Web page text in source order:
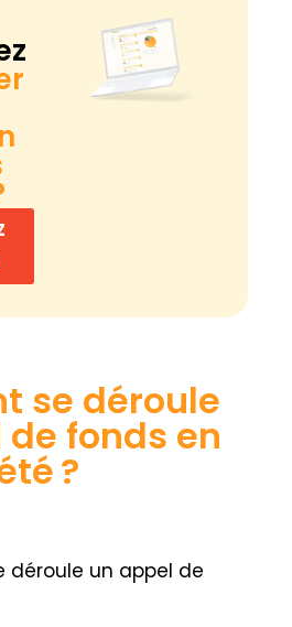
se déroule
fonds en
?
déroule un appel de